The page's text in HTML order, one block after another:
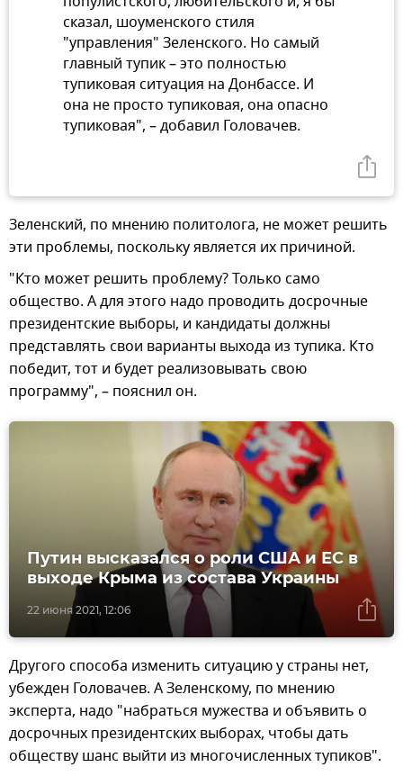
сказал, шоуменского стиля
"управления" Зеленского. Но самый
главный тупик – это полностью
тупиковая ситуация на Донбассе. И
она не просто тупиковая, она опасно
тупиковая", – добавил Головачев.
Зеленский, по мнению политолога, не может решить
эти проблемы, поскольку является их причиной.
"Кто может решить проблему? Только само
общество. А для этого надо проводить досрочные
президентские выборы, и кандидаты должны
представлять свои варианты выхода из тупика. Кто
победит, тот и будет реализовывать свою
программу", – пояснил он.
22 июня 2021, 12:06
Путин высказался о роли США и ЕС в
выходе Крыма из состава Украины
Другого способа изменить ситуацию у страны нет,
убежден Головачев. А Зеленскому, по мнению
эксперта, надо "набраться мужества и объявить о
досрочных президентских выборах, чтобы дать
обществу шанс выйти из многочисленных тупиков".